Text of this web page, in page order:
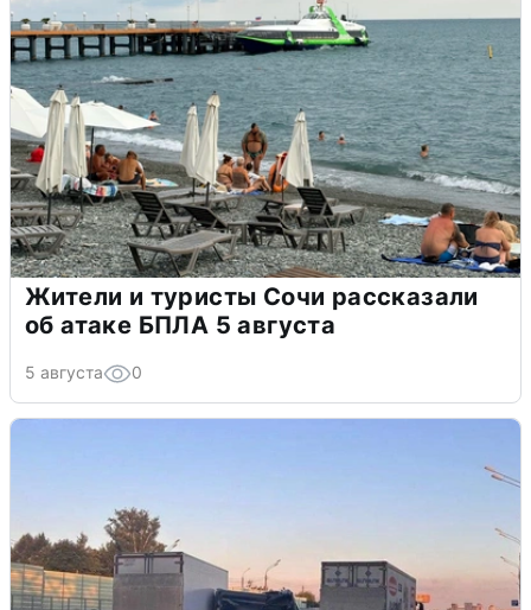
Жители и туристы Сочи рассказали
об атаке БПЛА 5 августа
5 августа 0